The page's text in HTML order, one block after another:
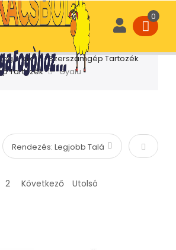
Szerszámgép Tartozék
Tartozék
Gyalu
2 Következő Utolsó